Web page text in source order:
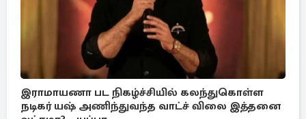
இராமாயணா பட நிகழ்ச்சியில் கலந்துகொள்ள
நடிகர் யஷ் அணிந்துவந்த வாட்ச் விலை இத்தனை